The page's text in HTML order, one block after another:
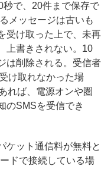
で、20件まで保存で
メッセージは古いも
受け取った上で、未再
上書きされない。10
は削除される。受信者
け取れなかった場
れば、電源オンや圏
のSMSを受信でき
ット通信料が無料と
ドで接続している場